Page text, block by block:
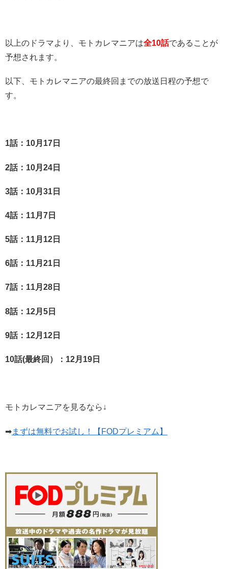
以上のドラマより、モトカレマニアは全10話であることが
予想されます。
以下、モトカレマニアの最終回までの放送日程の予想で
す。
1話：10月17 日
2話：10月24 日
3話：10月31 日
4話：11月7 日
5話：11月12 日
6話：11月21 日
7話：11月28 日
8話：12月5 日
9話：12月12 日
10話(最終回）：12月19 日
モトカレマニアを見るなら↓
➡まずは無料でお試し！【FODプレミアム】